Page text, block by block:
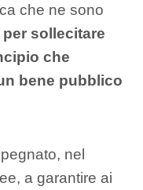
che ne sono
sollecitare
che
bene pubblico
nel
a garantire ai